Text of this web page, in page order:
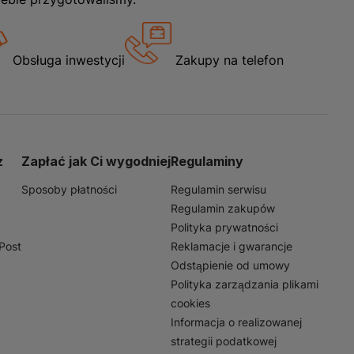
Obsługa inwestycji Zakupy na telefon
Zapłać jak Ci wygodniej
Sposoby płatności
Regulaminy
Regulamin serwisu
Regulamin zakupów
Polityka prywatności
Reklamacje i gwarancje
Odstąpienie od umowy
Polityka zarządzania plikami
cookies
Informacja o realizowanej
strategii podatkowej